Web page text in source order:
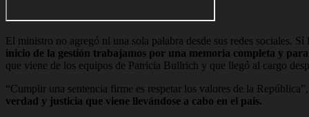
El ministro no agregó ni una sola palabra desde sus redes sociales.
inicio de la gestión trabajamos por una memoria completa y
que viene de los equipos de Patricia Bullrich y que llegó al cargo
“Cumplir una sentencia firme es respetar los valores de la
verdad y justicia que viene llevándose a cabo en el país.